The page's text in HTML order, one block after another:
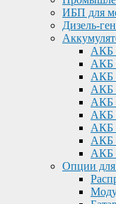
ИБП для
Дизель-
АКБ
АКБ
АКБ
АКБ
АКБ
АКБ
АКБ
АКБ
АКБ
Опции